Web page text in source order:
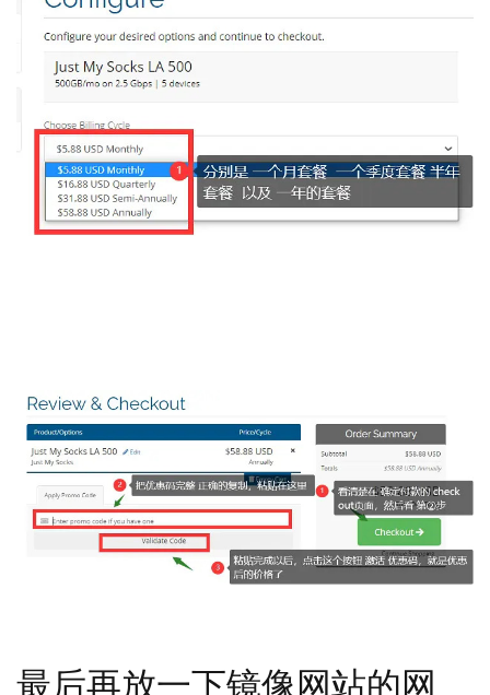
最后再放一下镜像网站的网